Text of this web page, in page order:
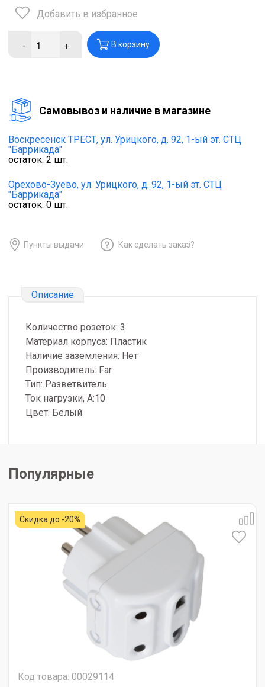
Добавить в избранное
- + В корзину
Cамовывоз и наличие в магазине
Воскресенск ТРЕСТ, ул. Урицкого, д. 92, 1-ый эт. СТЦ
"Баррикада"
остаток: 2 шт.
Орехово-Зуево, ул. Урицкого, д. 92, 1-ый эт. СТЦ
"Баррикада"
остаток: 0 шт.
Пункты выдачи Как сделать заказ?
Описание
Количество розеток: 3
Материал корпуса: Пластик
Наличие заземления: Нет
Производитель: Far
Тип: Разветвитель
Ток нагрузки, А:10
Цвет: Белый
Популярные
Скидка до -20%
Код товара: 00029114